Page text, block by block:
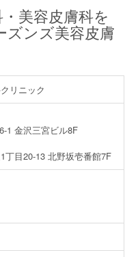
美容皮膚科を
ズンズ美容皮膚
リニック
1 金沢三宮ビル8F
丁目20-13 北野坂壱番館7F